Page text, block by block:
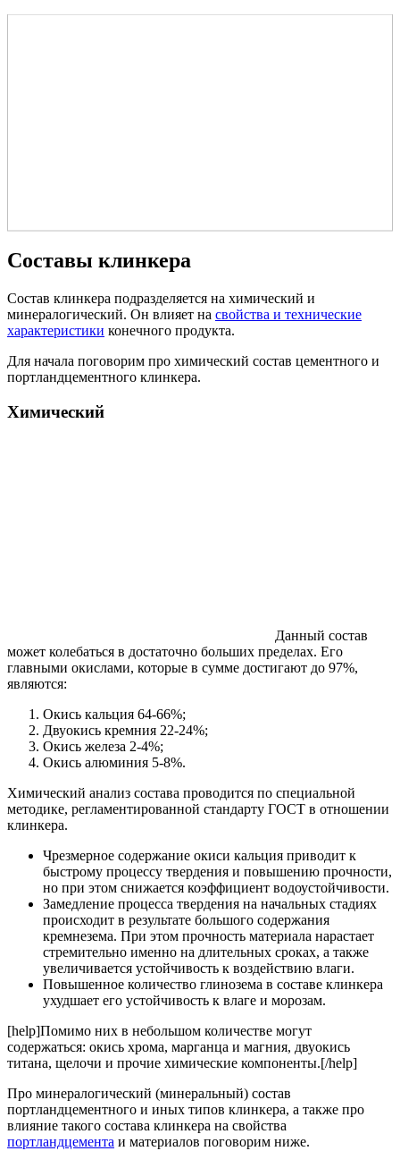
Составы клинкера
Состав клинкера подразделяется на химический и
минералогический. Он влияет на свойства и технические
характеристики конечного продукта.
Для начала поговорим про химический состав цементного и
портландцементного клинкера.
Химический
Данный состав
может колебаться в достаточно больших пределах. Его
главными окислами, которые в сумме достигают до 97%,
являются:
Окись кальция 64-66%;
Двуокись кремния 22-24%;
Окись железа 2-4%;
Окись алюминия 5-8%.
Химический анализ состава проводится по специальной
методике, регламентированной стандарту ГОСТ в отношении
клинкера.
Чрезмерное содержание окиси кальция приводит к
быстрому процессу твердения и повышению прочности,
но при этом снижается коэффициент водоустойчивости.
Замедление процесса твердения на начальных стадиях
происходит в результате большого содержания
кремнезема. При этом прочность материала нарастает
стремительно именно на длительных сроках, а также
увеличивается устойчивость к воздействию влаги.
Повышенное количество глинозема в составе клинкера
ухудшает его устойчивость к влаге и морозам.
[help]Помимо них в небольшом количестве могут
содержаться: окись хрома, марганца и магния, двуокись
титана, щелочи и прочие химические компоненты.[/help]
Про минералогический (минеральный) состав
портландцементного и иных типов клинкера, а также про
влияние такого состава клинкера на свойства
портландцемента и материалов поговорим ниже.